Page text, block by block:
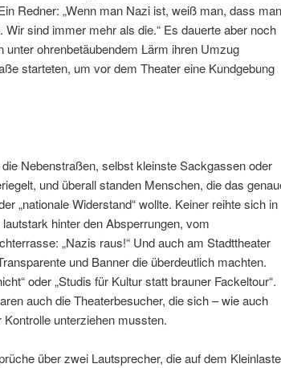
Redner: „Wenn man Nazi ist, weiß man, dass man
sind immer mehr als die.“ Es dauerte aber noch
unter ohrenbetäubendem Lärm ihren Umzug
starteten, um vor dem Theater eine Kundgebung
Nebenstraßen, selbst kleinste Sackgassen oder
und überall standen Menschen, die das
„nationale Widerstand“ wollte. Keiner reihte sich in
hinter den Absperrungen, vom
„Nazis raus!“ Und auch am Stadttheater
und Banner die überdeutlich machten.
oder „Studis für Kultur statt brauner Fackeltour“.
auch die Theaterbesucher, die sich – wie auch
unterziehen mussten.
über zwei Lautsprecher, die auf dem